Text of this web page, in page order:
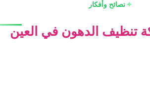
نصائح وأفكار
تنظيف الدهون في العين